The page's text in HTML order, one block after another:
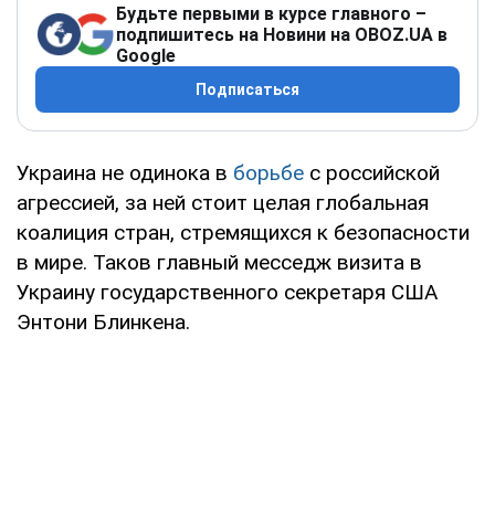
Будьте первыми в курсе главного –
подпишитесь на Новини на OBOZ.UA в
Google
Подписаться
Украина не одинока в борьбе с российской
агрессией, за ней стоит целая глобальная
коалиция стран, стремящихся к безопасности
в мире. Таков главный месседж визита в
Украину государственного секретаря США
Энтони Блинкена.